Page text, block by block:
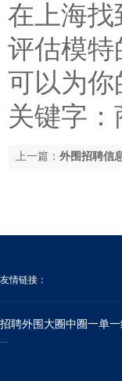
在上海找
评估模特
可以为你
关键字
上一篇： 外围招聘信
友情链接：
招聘外围大圈中圈一单